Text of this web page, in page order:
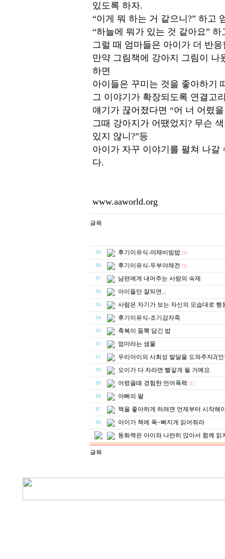
있도록 하자.
“이게 뭐 하는 거 같으니?” 하고
“하늘에 뭐가 있는 것 같아요”
그럴 때 엄마들은 아이가 더 반
만약 그림책에 강아지 그림이 나
하면
아이들은 꾸미는 것을 좋아하기
그 이야기가 확장되도록 연결고
얘기가 끊어졌다면 “어 너 어렸
그때 강아지가 어땠었지? 무슨
있지 않니?”등
아이가 자꾸 이야기를 펼쳐 나갈
다.
www.aaworld.org
99 후기이유식-야채비빔밥 [1]
98 후기이유식-두부야채전 [1]
97 남편에게 내어주는 사랑의 숙제
96 아이들만 잘되면...
95 사람은 자기가 보는 자신의 모습대로 행
94 후기이유식-조기감자죽
93 축복이 둠뿍 담긴 밥
92 엄마라는 샘물
91 우리아이의 사회성 발달을 도와주자2(
90 오이가 다 자라면 빨갛게 될 거예요.
89 어렸을때 경험한 언어폭력 [1]
88 아빠의 팔
87 책을 좋아하게 하려면 언제부터 시작해
86
아이가 책에 폭~빠지게 읽어줘라
동화책은 아이와 나란히 앉아서 함께 읽